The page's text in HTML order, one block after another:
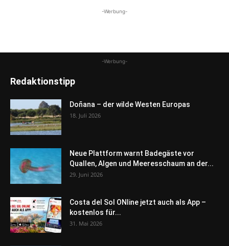
-Werbung-
-Werbung-
Redaktionstipp
Doñana – der wilde Westen Europas
18. Juli 2026
Neue Plattform warnt Badegäste vor
Quallen, Algen und Meeresschaum an der...
29. Juni 2026
Costa del Sol ONline jetzt auch als App –
kostenlos für...
31. Mai 2026